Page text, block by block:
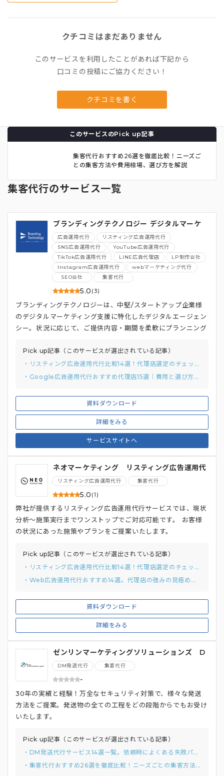
クチコミはまだありません
このサービスを利用したことがあれば下記から
口コミの投稿にご協力ください！
クチコミを書く
このサービスのPick up記事
集客代行おすすめ26選を徹底比較！ニーズご
との集客方法や費用相場、選び方を解説
集客代行のサービス一覧
ブランディングテクノロジー デジタルマーケ
ティング総合支援
広告運用代行
リスティング広告運用代行
SNS広告運用代行
YouTube広告運用代行
TikTok広告運用代行
LINE広告代理店
LP制作会社
Instagram広告運用代行
webマーケティング代行
SEO会社
集客代行
5.0 (3)
資料ダウンロード
詳細をみる
サービスサイトへ
ブランディングテクノロジーは、中堅/スタートアップ企業様
のデジタルマーケティング支援に特化したデジタルエージェン
シー。状況に応じて、ご提供内容・期間を柔軟にプランニング
Pick up記事（このサービスが選出されている記事）
・リスティング広告運用代行比較14選！代理店選定のチェックリストと質問例付き
・Google広告運用代行おすすめ代理店15選｜費用と選び方まで解説
ネオマーケティング リスティング広告運用代
行
リスティング広告運用代行 集客代行
5.0 (1)
資料ダウンロード
詳細をみる
弊社が提供するリスティング広告運用代行サービスでは、現状
分析～施策実行までワンストップでご対応可能です。 お客様
の状況にあった施策やプランをご提案いたします。
Pick up記事（このサービスが選出されている記事）
・リスティング広告運用代行比較14選！代理店選定のチェックリストと質問例付き
・Web広告運用代行おすすめ14選。代理店の強みの見極め方まで解説
ゼンリンマーケティングソリューションズ D
M発送代行サービス
DM発送代行 集客代行
-
30年の実績と経験！万全なセキュリティ対策で、様々な発送
方法をご提案。発送物の全ての工程をどの段階からでもお受け
いたします。
Pick up記事（このサービスが選出されている記事）
・DM発送代行サービス14選一覧。依頼時によくある失敗パターンと回避策までご紹介
・集客代行おすすめ26選を徹底比較！ニーズごとの集客方法や費用相場、選び方を解説